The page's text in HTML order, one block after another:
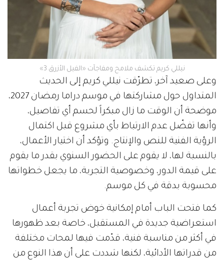
نيللي كريم تكشف ملامح ومفاجآت «الفيل الأزرق 3»
وعلى صعيد آخر، تطرّقت نيللي كريم إلى الحديث
المتداول حول مشاركتها في موسم دراما رمضان 2027،
موضحة أن الوقت ما زال مبكراً لحسم أي تفاصيل،
وأنها تفضّل عدم الارتباط بأي مشروع قبل اكتمال
الرؤية الفنية للنص والإنتاج. وتؤكد أن اختيار الأعمال،
بالنسبة لها، لا يقوم على الحضور السنوي بقدر ما يقوم
على قيمة الدور، وخصوصية التجربة، ما يجعل خطواتها
محسوبة بدقة في كل موسم.
كما فتحت الباب أمام إمكانية خوض تجربة أعمال
استعراضية جديدة في المستقبل، خاصة بعد ظهورها
في أكثر من مناسبة فنية، قدّمت فيها لمحات مختلفة
من قدراتها الأدائية، لكنها شددت على أن هذا النوع من